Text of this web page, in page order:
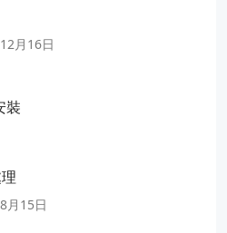
月16日
裝
月15日